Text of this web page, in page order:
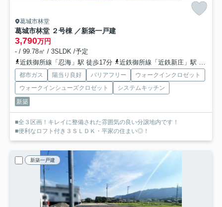
葛城市林堂
葛城市林堂 ２号棟 ／新築一戸建
3,790万円
- / 99.78㎡ / 3SLDK /予定
近鉄御所線「忍海」駅 徒歩17分
近鉄御所線「近鉄新庄」駅 徒歩21分
都市ガス 陽当り良好 バリアフリー
ウォークインクロゼット
ウォークインシューズクロゼット
システムキッチン
新築
■全３区画！キレイに整備された雰囲気の良い分譲地内です！
■便利なロフト付き３ＳＬＤＫ・平家の住まい◎！
新築一戸建